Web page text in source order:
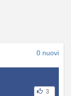
0 nuovi
3